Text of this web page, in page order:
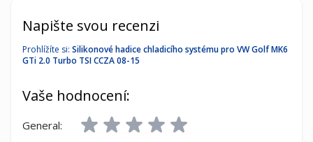
Napište svou recenzi
Prohlížíte si: Silikonové hadice chladicího systému pro VW Golf MK6
GTi 2.0 Turbo TSI CCZA 08-15
Vaše hodnocení:
General: